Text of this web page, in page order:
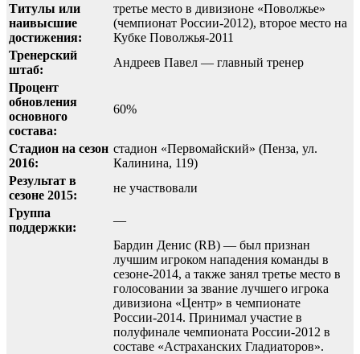
Титулы или
наивысшие
достижения:
третье место в дивизионе «Поволжье»
(чемпионат России-2012), второе место на
Кубке Поволжья-2011
Тренерский
штаб:
Андреев Павел — главный тренер
Процент
обновления
основного
состава:
60%
Стадион на сезон
2016:
стадион «Первомайский» (Пенза, ул.
Калинина, 119)
Результат в
сезоне 2015:
не участвовали
Группа
поддержки:
—
Бардин Денис (RB) — был признан
лучшим игроком нападения команды в
сезоне-2014, а также занял третье место в
голосовании за звание лучшего игрока
дивизиона «Центр» в чемпионате
России-2014. Принимал участие в
полуфинале чемпионата России-2012 в
составе «Астраханских Гладиаторов».